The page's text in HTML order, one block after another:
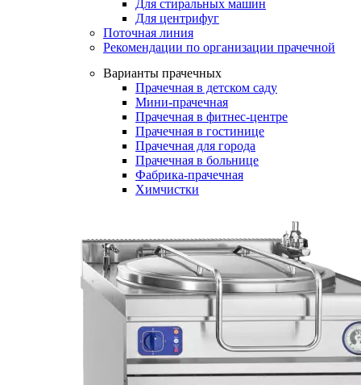
Для стиральных машин
Для центрифуг
Поточная линия
Рекомендации по организации прачечной
Варианты прачечных
Прачечная в детском саду
Мини-прачечная
Прачечная в фитнес-центре
Прачечная в гостинице
Прачечная для города
Прачечная в больнице
Фабрика-прачечная
Химчистки